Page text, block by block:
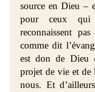
source en Dieu –
pour ceux qui
reconnaissent
comme dit
est don de Dieu
projet de vie et
nous. Et